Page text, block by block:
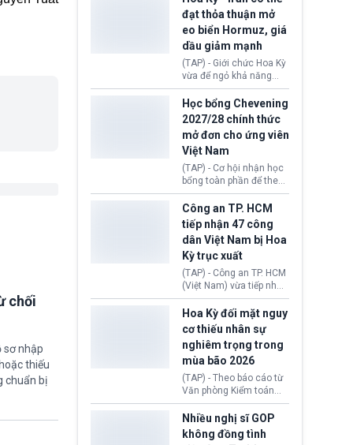
chối
sơ nhập
thiếu
chuẩn bị
Settlement Scheme -
EUSS) sau khi xác định
có trường hợp được cấp
quy chế cư trú hậu
Brexit “do nhầm lẫn”.
Động thái này làm dấy
lên lo ngại về việc thực
thi Thỏa thuận Rút khỏi
Liên minh châu Âu
(Withdrawal
Agreement).
đạt thỏa thuận mở
eo biển Hormuz, giá
dầu giảm mạnh
(TAP) - Giới chức Hoa Kỳ
vừa để ngỏ khả năng
sớm đạt thỏa thuận với
Iran nhằm mở lại eo biển
Hormuz, mở đường cho
việc khôi phục hoạt
động hàng hải. Những
tín hiệu ngoại giao tích
cực này lập tức tác động
đến thị trường năng
lượng, kéo giá dầu thế
giới lùi sâu xuống dưới
mức 80 USD/thùng.
Học bổng Chevening
2027/28 chính thức
mở đơn cho ứng viên
Việt Nam
(TAP) - Cơ hội nhận học
bổng toàn phần để theo
học chương trình thạc sĩ
tại Vương quốc Anh đã
chính thức quay trở lại.
Học bổng Chevening
2027/28 của Chính phủ
Anh vừa mở cổng ứng
tuyển dành riêng ứng
viên Việt Nam, hỗ trợ
toàn bộ chi phí học tập
cùng nhiều quyền lợi
trong suốt một năm
học.
Công an TP. HCM
tiếp nhận 47 công
dân Việt Nam bị Hoa
Kỳ trục xuất
(TAP) - Công an TP. HCM
(Việt Nam) vừa tiếp nhận
47 công dân Việt Nam bị
Hoa Kỳ trục xuất về
nước. Đây là đợt có số
lượng lớn nhất từ đầu
năm 2026 đến nay, phản
ánh xu hướng gia tăng
các trường hợp trục
xuất.
Hoa Kỳ đối mặt nguy
cơ thiếu nhân sự
nghiêm trọng trong
mùa bão 2026
(TAP) - Theo báo cáo từ
Văn phòng Kiểm toán
Chính phủ (GAO), Cơ
quan Quản lý Khẩn cấp
Liên bang (FEMA) thuộc
Bộ An ninh Nội địa Hoa
Nhiều nghị sĩ GOP
không đồng tình